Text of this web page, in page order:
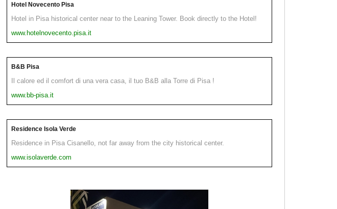
Hotel Novecento Pisa
Hotel in Pisa historical center near to the Leaning Tower. Book directly to the Hotel!
www.hotelnovecento.pisa.it
B&B Pisa
Il calore ed il comfort di una vera casa, il tuo B&B alla Torre di Pisa !
www.bb-pisa.it
Residence Isola Verde
Residence in Pisa Cisanello, not far away from the city historical center.
www.isolaverde.com